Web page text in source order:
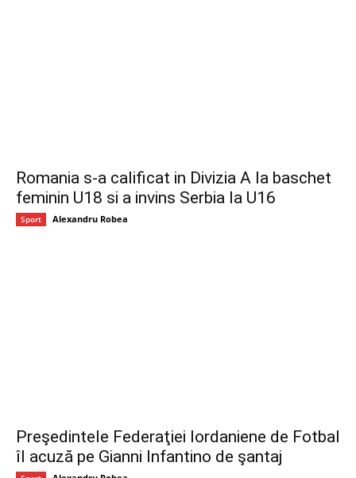
Romania s-a calificat in Divizia A la baschet
feminin U18 si a invins Serbia la U16
Sport Alexandru Robea
Preşedintele Federaţiei Iordaniene de Fotbal
îl acuză pe Gianni Infantino de şantaj